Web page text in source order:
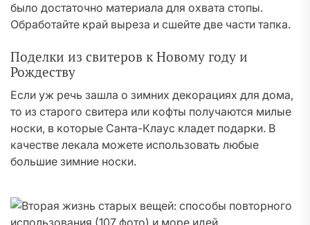
было достаточно материала для охвата стопы.
Обработайте край выреза и сшейте две части тапка.
Поделки из свитеров к Новому году и
Рождеству
Если уж речь зашла о зимних декорациях для дома,
то из старого свитера или кофты получаются милые
носки, в которые Санта-Клаус кладет подарки. В
качестве лекала можете использовать любые
большие зимние носки.